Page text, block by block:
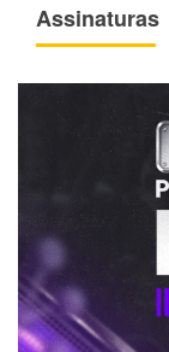
Assinaturas